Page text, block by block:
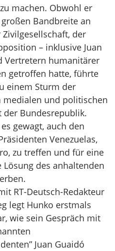
machen. Obwohl er
Bandbreite an
der
– inklusive Juan
Vertretern humanitärer
getroffen hatte, führte
einem Sturm der
medialen und politischen
der Bundesrepublik.
gewagt, auch den
Venezuelas,
zu treffen und für eine
Lösung des anhaltenden
RT-Deutsch-Redakteur
legt Hunko erstmals
wie sein Gespräch mit
Juan Guaidó